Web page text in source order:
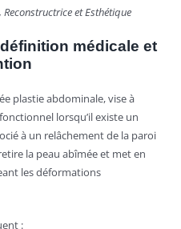
et Esthétique
médicale et
plastie abdominale, vise à
lorsqu’il existe un
à un relâchement de la paroi
la peau abîmée et met en
les déformations
: